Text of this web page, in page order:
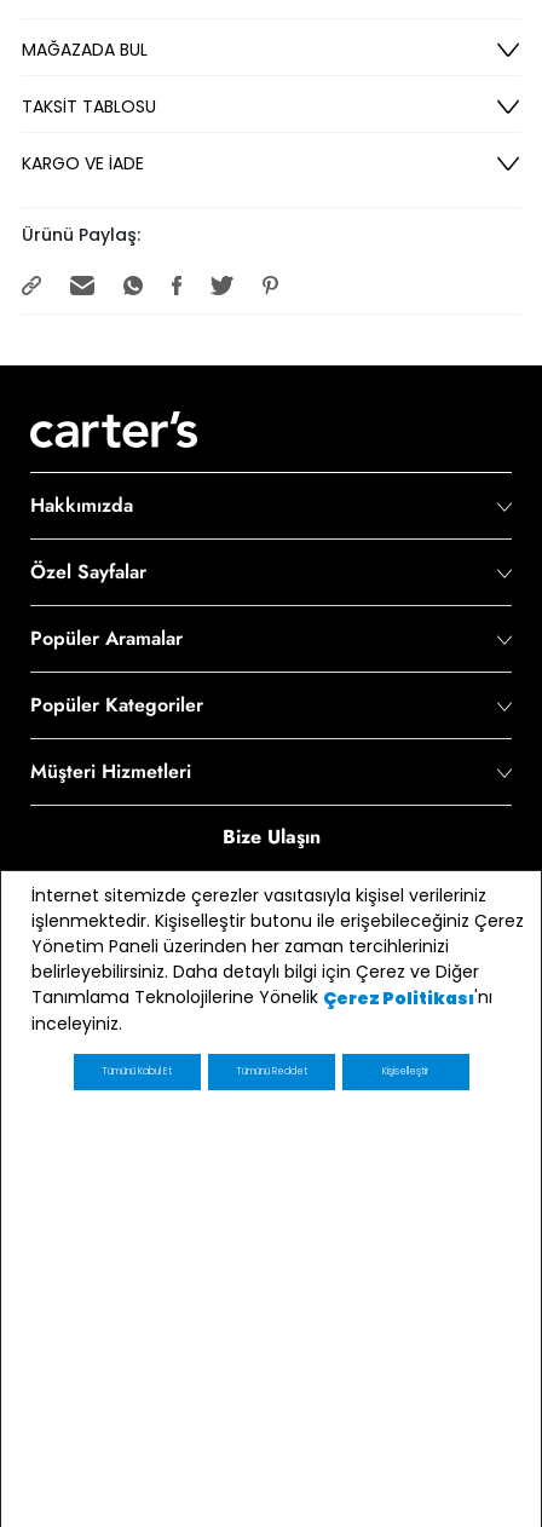
MAĞAZADA BUL
TAKSİT TABLOSU
KARGO VE İADE
Ürünü Paylaş:
Hakkımızda
Özel Sayfalar
Popüler Aramalar
Popüler Kategoriler
Müşteri Hizmetleri
Bize Ulaşın
0 850 210 60 90
Bizi Takip Edin
İnternet sitemizde çerezler vasıtasıyla kişisel verileriniz
işlenmektedir. Kişiselleştir butonu ile erişebileceğiniz Çerez
Yönetim Paneli üzerinden her zaman tercihlerinizi
belirleyebilirsiniz. Daha detaylı bilgi için Çerez ve Diğer
Tanımlama Teknolojilerine Yönelik Çerez Politikası'nı
inceleyiniz.
Tümünü Kabul Et Tümünü Reddet Kişiselleştir